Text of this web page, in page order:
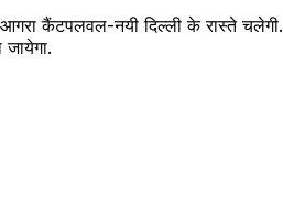
कैंटपलवल-नयी दिल्ली के रास्ते चलेगी.